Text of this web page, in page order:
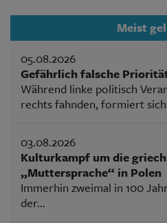
Meist
05.08.2026
Gefährlich falsche
Während linke politisch
rechts fahnden, formiert sich
03.08.2026
Kulturkampf um die
„Muttersprache“ in Polen
Immerhin zweimal in 100
der...